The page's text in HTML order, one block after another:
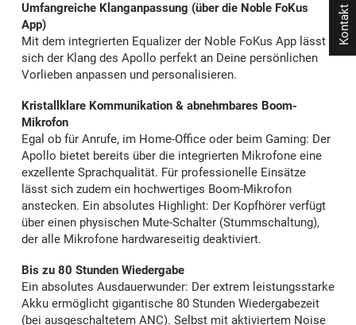
Umfangreiche Klanganpassung (über die Noble FoKus
App)
Mit dem integrierten Equalizer der Noble FoKus App lässt
sich der Klang des Apollo perfekt an Deine persönlichen
Vorlieben anpassen und personalisieren.
Kristallklare Kommunikation & abnehmbares Boom-
Mikrofon
Egal ob für Anrufe, im Home-Office oder beim Gaming: Der
Apollo bietet bereits über die integrierten Mikrofone eine
exzellente Sprachqualität. Für professionelle Einsätze
lässt sich zudem ein hochwertiges Boom-Mikrofon
anstecken. Ein absolutes Highlight: Der Kopfhörer verfügt
über einen physischen Mute-Schalter (Stummschaltung),
der alle Mikrofone hardwareseitig deaktiviert.
Bis zu 80 Stunden Wiedergabe
Ein absolutes Ausdauerwunder: Der extrem leistungsstarke
Akku ermöglicht gigantische 80 Stunden Wiedergabezeit
(bei ausgeschaltetem ANC). Selbst mit aktiviertem Noise
Kontakt